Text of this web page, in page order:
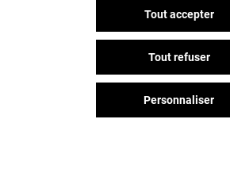
Tout accepter
Tout refuser
Personnaliser